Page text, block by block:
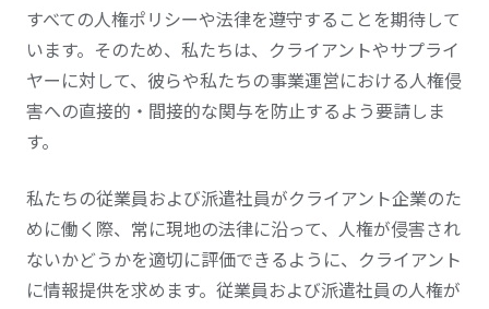
すべての人権ポリシーや法律を遵守することを期待して
います。そのため、私たちは、クライアントやサプライ
ヤーに対して、彼らや私たちの事業運営における人権侵
害への直接的・間接的な関与を防止するよう要請しま
す。
私たちの従業員および派遣社員がクライアント企業のた
めに働く際、常に現地の法律に沿って、人権が侵害され
ないかどうかを適切に評価できるように、クライアント
に情報提供を求めます。従業員および派遣社員の人権が